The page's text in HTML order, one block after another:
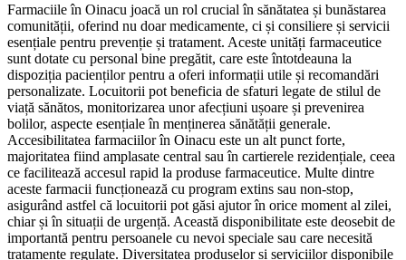
Farmaciile în Oinacu joacă un rol crucial în sănătatea și bunăstarea
comunității, oferind nu doar medicamente, ci și consiliere și servicii
esențiale pentru prevenție și tratament. Aceste unități farmaceutice
sunt dotate cu personal bine pregătit, care este întotdeauna la
dispoziția pacienților pentru a oferi informații utile și recomandări
personalizate. Locuitorii pot beneficia de sfaturi legate de stilul de
viață sănătos, monitorizarea unor afecțiuni ușoare și prevenirea
bolilor, aspecte esențiale în menținerea sănătății generale.
Accesibilitatea farmaciilor în Oinacu este un alt punct forte,
majoritatea fiind amplasate central sau în cartierele rezidențiale, ceea
ce facilitează accesul rapid la produse farmaceutice. Multe dintre
aceste farmacii funcționează cu program extins sau non-stop,
asigurând astfel că locuitorii pot găsi ajutor în orice moment al zilei,
chiar și în situații de urgență. Această disponibilitate este deosebit de
importantă pentru persoanele cu nevoi speciale sau care necesită
tratamente regulate. Diversitatea produselor și serviciilor disponibile